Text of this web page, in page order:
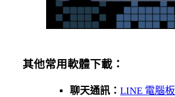
其他常用軟體下載：
聊天通訊：LINE 電腦板